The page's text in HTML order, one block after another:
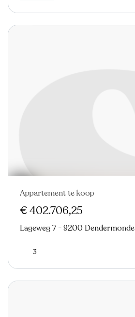
Appartement te koop
€ 402.706,25
Lageweg 7 - 9200 Dendermonde
3